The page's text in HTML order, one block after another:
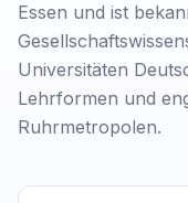
Essen und ist
Universitäten
Lehrformen und
Ruhrmetropolen.